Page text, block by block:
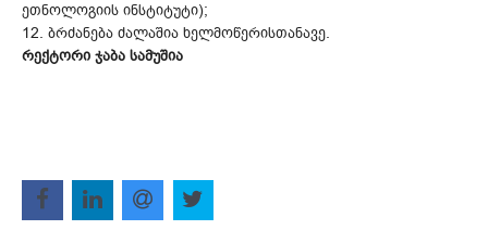
ეთნოლოგიის ინსტიტუტი);
12. ბრძანება ძალაშია ხელმოწერისთანავე.
რექტორი ჯაბა სამუშია